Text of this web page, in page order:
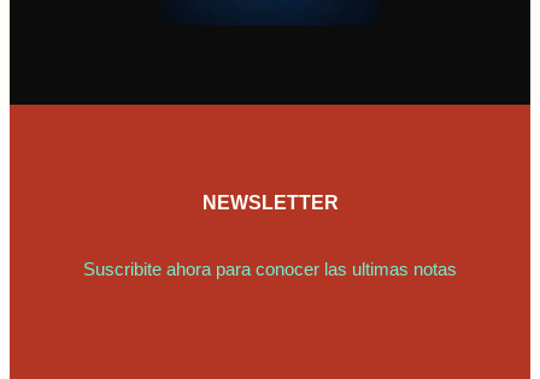
NEWSLETTER
Suscribite ahora para conocer las ultimas notas